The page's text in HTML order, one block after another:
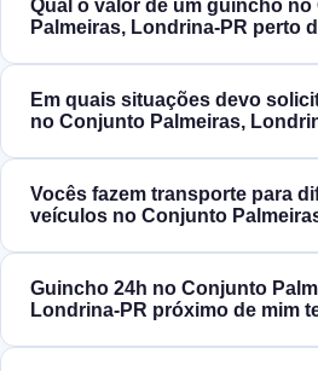
Qual o valor de um guincho
Palmeiras, Londrina‑PR perto
Em quais situações devo
no Conjunto Palmeiras,
Vocês fazem transporte para
veículos no Conjunto
Guincho 24h no Conjunto
Londrina‑PR próximo de mim